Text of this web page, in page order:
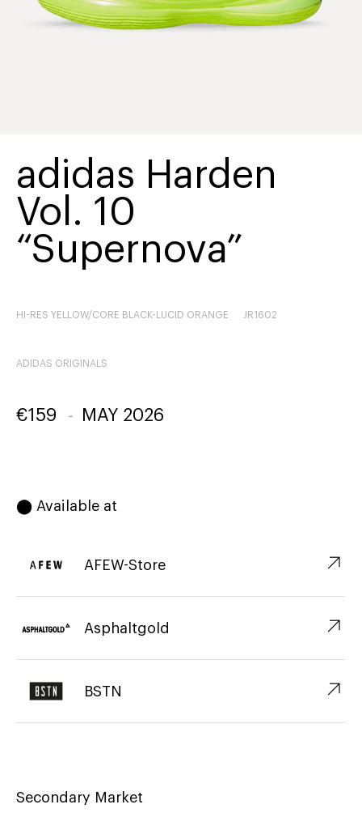
adidas Harden
Vol. 10
“Supernova”
HI-RES YELLOW/CORE BLACK-LUCID ORANGE JR1602
ADIDAS ORIGINALS
€159 - MAY 2026
⬤ Available at
AFEW-Store ↗︎
Asphaltgold ↗︎
BSTN ↗︎
Secondary Market